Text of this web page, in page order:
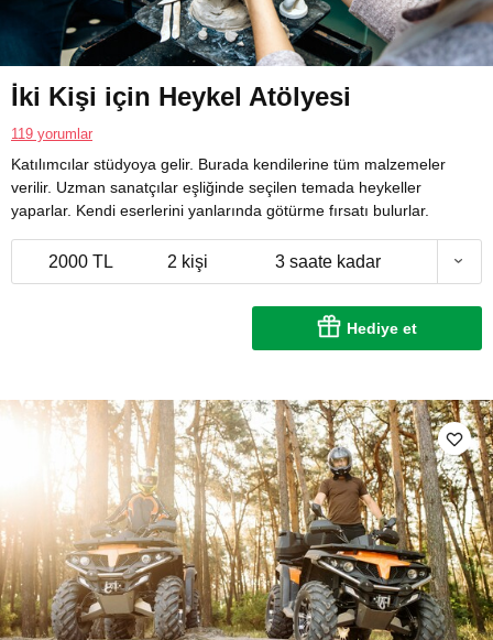
İki Kişi için Heykel Atölyesi
119 yorumlar
Katılımcılar stüdyoya gelir. Burada kendilerine tüm malzemeler
verilir. Uzman sanatçılar eşliğinde seçilen temada heykeller
yaparlar. Kendi eserlerini yanlarında götürme fırsatı bulurlar.
2000 TL 2 kişi 3 saate kadar
Hediye et